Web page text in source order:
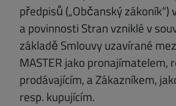
předpisů („Občanský zákoník“)
a povinnosti Stran vzniklé v
základě Smlouvy uzavírané
MASTER jako pronajímatelem,
prodávajícím, a Zákazníkem,
resp. kupujícím.